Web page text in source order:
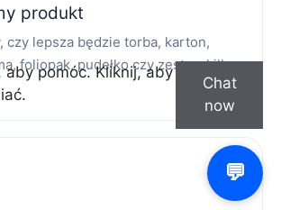
produkt
czy lepsza będzie torba, karton,
foliopak, pudełko czy zestaw kilku
aby pomóc. Kliknij, aby
Chat
now